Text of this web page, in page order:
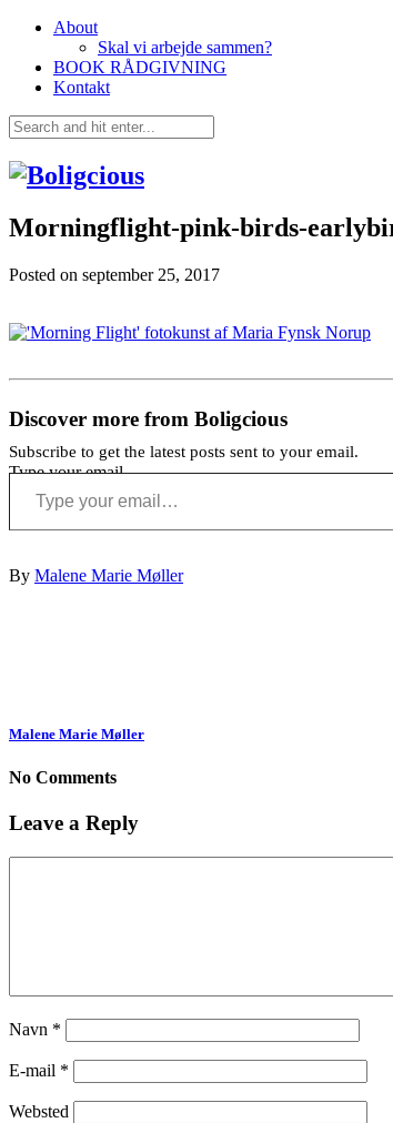
About
Skal vi arbejde sammen?
BOOK RÅDGIVNING
Kontakt
Morningflight-pink-birds-
Posted on september 25, 2017
Discover more from Boligcious
Subscribe to get the latest posts sent to your email.
Type your email…
By Malene Marie Møller
Malene Marie Møller
No Comments
Leave a Reply
Navn *
E-mail *
Websted